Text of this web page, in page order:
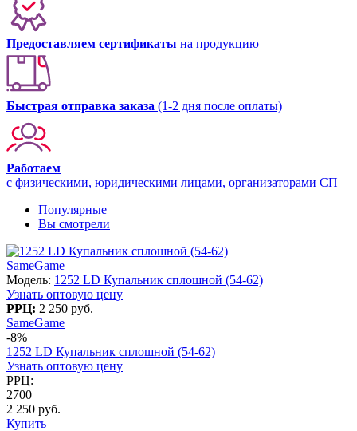
Предоставляем сертификаты на продукцию
Быстрая отправка заказа (1-2 дня после оплаты)
Работаем
с физическими, юридическими лицами, организаторами СП
Популярные
Вы смотрели
SameGame
Модель: 1252 LD Купальник сплошной (54-62)
Узнать оптовую цену
РРЦ: 2 250 руб.
SameGame
-8%
1252 LD Купальник сплошной (54-62)
Узнать оптовую цену
РРЦ:
2700
2 250 руб.
Купить